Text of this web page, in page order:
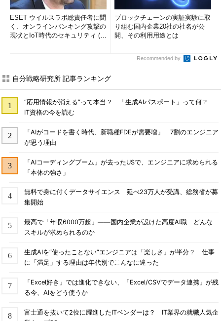
ESET ウイルスラボ総責任者に聞
く、オンラインバンキング攻撃の
現状とIoT時代のセキュリティ (1/
ブロックチェーンの実証実験に取
り組む国内企業20社の社名が公
開、その利用用途とは
Recommended by
自分戦略研究所 記事ランキング
“応用情報が消える”って本当？ 「生成AIパスポート」って何？
IT資格の今を読む
「AIがコードを書く時代、新職種FDEが需要増」 7割のエンジニア
が思う理由
「AIコーディングブーム」が去ったUSで、エンジニアに求められる
「本体の強さ」
無料で身に付くデータサイエンス 延べ23万人が受講、総務省が募
集開始
最高で「年収6000万超」――国内企業が設けた高度AI職 どんな
スキルが求められるのか
生成AIを“使ったことない”エンジニアは「楽しさ」が半分？ 仕事
に「満足」する理由は年代別でこんなに違った
「Excel好き」では進化できない、「Excel/CSVでデータ連携」が残
る今、AIをどう使うか
富士通を抜いて2位に躍進したITベンダーは？ IT業界の就職人気企